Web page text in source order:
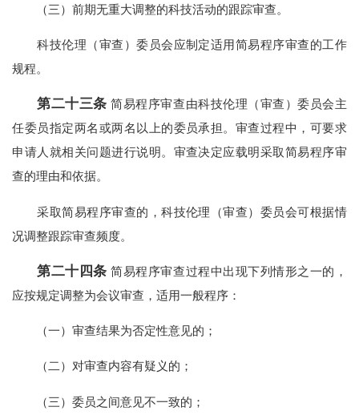
（三）前期无重大调整的科技活动的跟踪审查。
科技伦理（审查）委员会应制定适用简易程序审查的工作
规程。
第二十三条 简易程序审查由科技伦理（审查）委员会主
任委员指定两名或两名以上的委员承担。审查过程中，可要求
申请人就相关问题进行说明。审查决定应载明采取简易程序审
查的理由和依据。
采取简易程序审查的，科技伦理（审查）委员会可根据情
况调整跟踪审查频度。
第二十四条 简易程序审查过程中出现下列情形之一的，
应按规定调整为会议审查，适用一般程序：
（一）审查结果为否定性意见的；
（二）对审查内容有疑义的；
（三）委员之间意见不一致的；